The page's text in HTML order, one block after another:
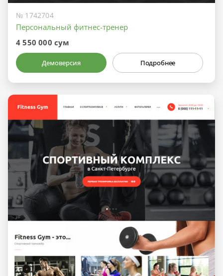
№ 1742704
Персональный фитнес-тренер
4 550 000 сум
Демоверсия Подробнее